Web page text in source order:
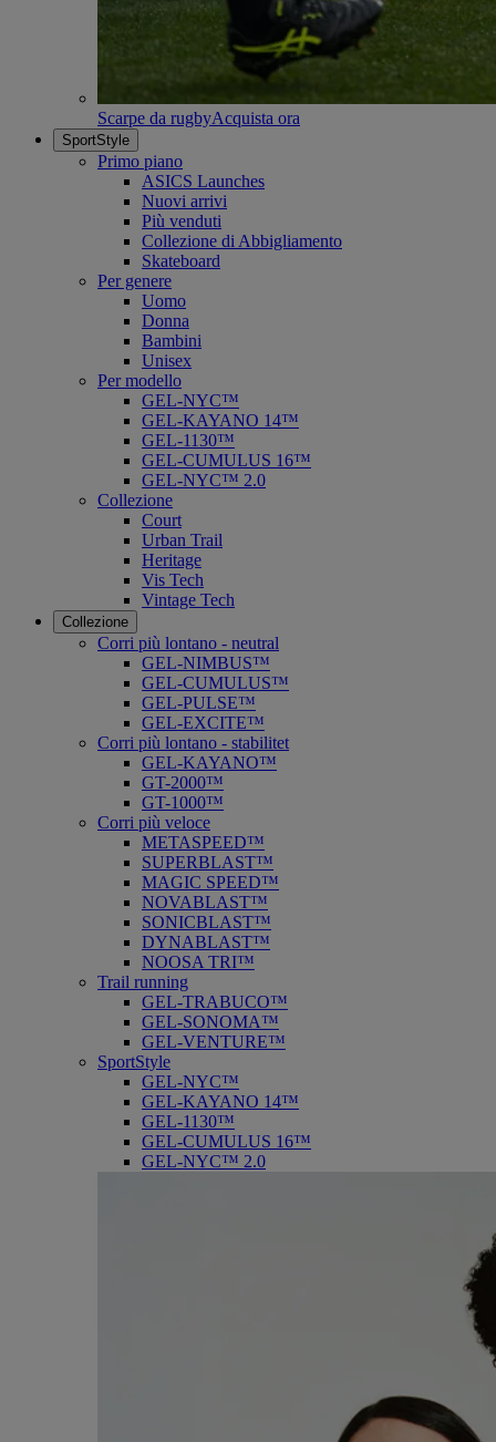
Scarpe da rugbyAcquista ora
SportStyle
Primo piano
ASICS Launches
Nuovi arrivi
Più venduti
Collezione di Abbigliamento
Skateboard
Per genere
Uomo
Donna
Bambini
Unisex
Per modello
GEL-NYC™
GEL-KAYANO 14™
GEL-1130™
GEL-CUMULUS 16™
GEL-NYC™ 2.0
Collezione
Court
Urban Trail
Heritage
Vis Tech
Vintage Tech
Collezione
Corri più lontano - neutral
GEL-NIMBUS™
GEL-CUMULUS™
GEL-PULSE™
GEL-EXCITE™
Corri più lontano - stabilitet
GEL-KAYANO™
GT-2000™
GT-1000™
Corri più veloce
METASPEED™
SUPERBLAST™
MAGIC SPEED™
NOVABLAST™
SONICBLAST™
DYNABLAST™
NOOSA TRI™
Trail running
GEL-TRABUCO™
GEL-SONOMA™
GEL-VENTURE™
SportStyle
GEL-NYC™
GEL-KAYANO 14™
GEL-1130™
GEL-CUMULUS 16™
GEL-NYC™ 2.0